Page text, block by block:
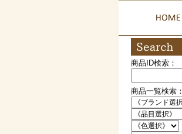
商品ID検索：
商品一覧検索：